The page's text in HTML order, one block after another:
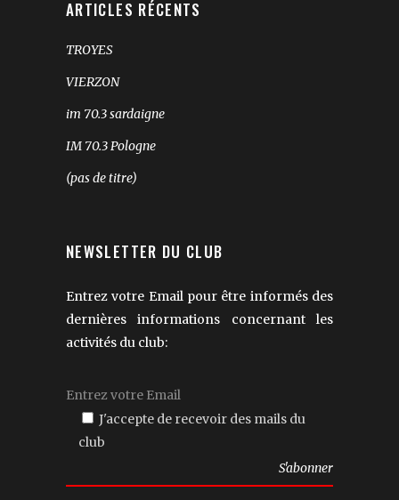
ARTICLES RÉCENTS
TROYES
VIERZON
im 70.3 sardaigne
IM 70.3 Pologne
(pas de titre)
NEWSLETTER DU CLUB
Entrez votre Email pour être informés des
dernières informations concernant les
activités du club:
J'accepte de recevoir des mails du
club
laisser